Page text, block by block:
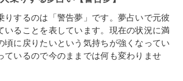
りするのは「警告夢」です。夢占いで元彼
いることを表しています。現在の状況に満
頃に戻りたいという気持ちが強くなってい
ているので今のままでは何も変わりませ